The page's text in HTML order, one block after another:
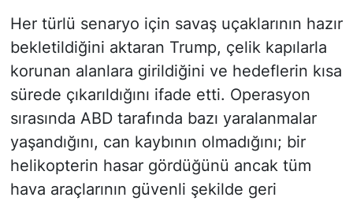
Her türlü senaryo için savaş uçaklarının hazır
bekletildiğini aktaran Trump, çelik kapılarla
korunan alanlara girildiğini ve hedeflerin kısa
sürede çıkarıldığını ifade etti. Operasyon
sırasında ABD tarafında bazı yaralanmalar
yaşandığını, can kaybının olmadığını; bir
helikopterin hasar gördüğünü ancak tüm
hava araçlarının güvenli şekilde geri